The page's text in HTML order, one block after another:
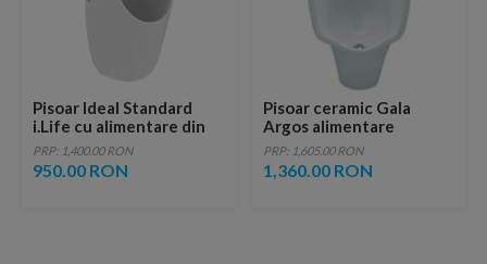
Pisoar Ideal Standard
i.Life cu alimentare din
spate alb lucios
PRP: 1,400.00 RON
950.00 RON
Pisoar ceramic Gala
Argos alimentare
superioara
PRP: 1,605.00 RON
1,360.00 RON